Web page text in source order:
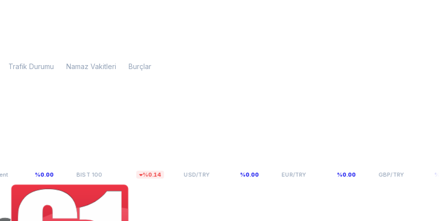
Trafik Durumu Namaz Vakitleri Burçlar
BIST 10013.779,40 %0.14 USD/TRY47,7123 EUR/TRY55,1141 GBP/TRY64,2936